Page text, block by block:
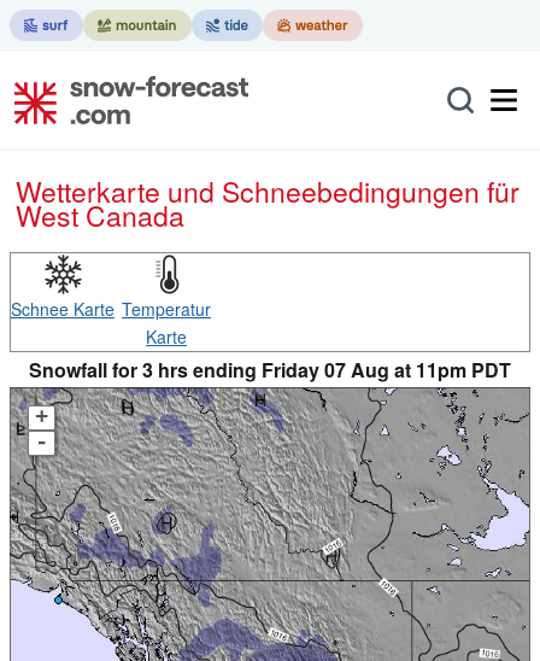
Wetterkarte und Schneebedingungen für
West Canada
Schnee Karte Temperatur
Karte
Snowfall for 3 hrs ending Friday 07 Aug at 11pm PDT
+
-